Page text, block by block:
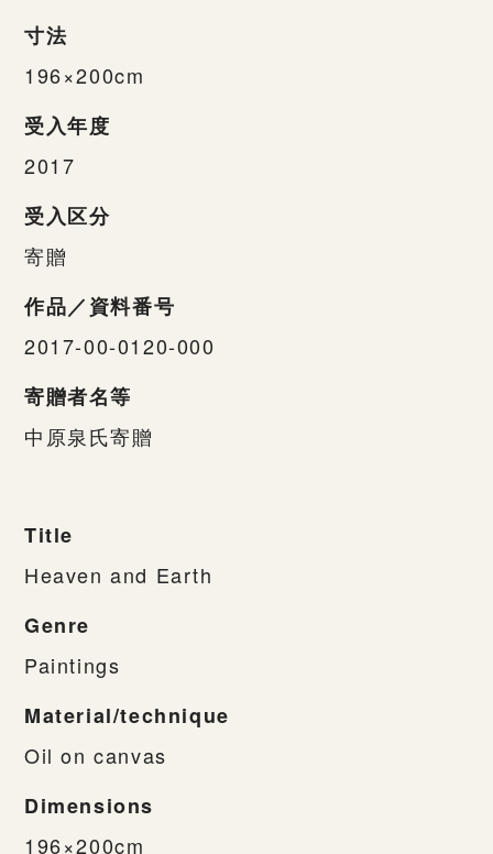
寸法
196×200cm
受入年度
2017
受入区分
寄贈
作品／資料番号
2017-00-0120-000
寄贈者名等
中原泉氏寄贈
Title
Heaven and Earth
Genre
Paintings
Material/technique
Oil on canvas
Dimensions
196×200cm